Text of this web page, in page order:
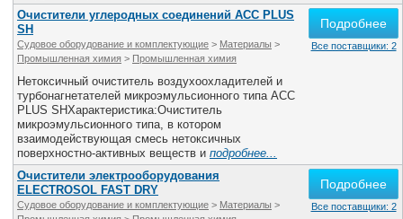
Очистители углеродных соединений ACC PLUS
SH
Судовое оборудование и комплектующие > Материалы >
Промышленная химия > Промышленная химия
Нетоксичный очиститель воздухоохладителей и
турбонагнетателей микроэмульсионного типа ACC
PLUS SHХарактеристика:Очиститель
микроэмульсионного типа, в котором
взаимодействующая смесь нетоксичных
поверхностно-активных веществ и подробнее...
Подробнее
Все поставщики: 2
Очистители электрооборудования
ELECTROSOL FAST DRY
Судовое оборудование и комплектующие > Материалы >
Подробнее
Все поставщики: 2